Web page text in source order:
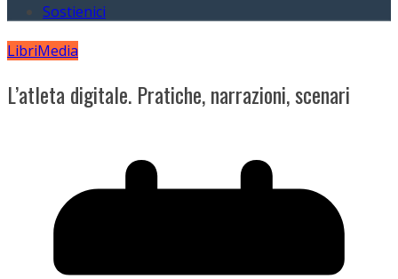
Sostienici
LibriMedia
L’atleta digitale. Pratiche, narrazioni, scenari